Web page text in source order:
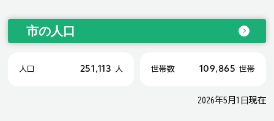
市の人口
人口 251,113 人 世帯数 109,865 世帯
2026年5月1日現在